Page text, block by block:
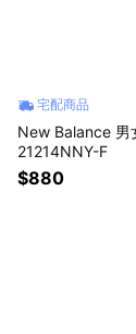
宅配商品
New Balance 男
21214NNY-F
$880